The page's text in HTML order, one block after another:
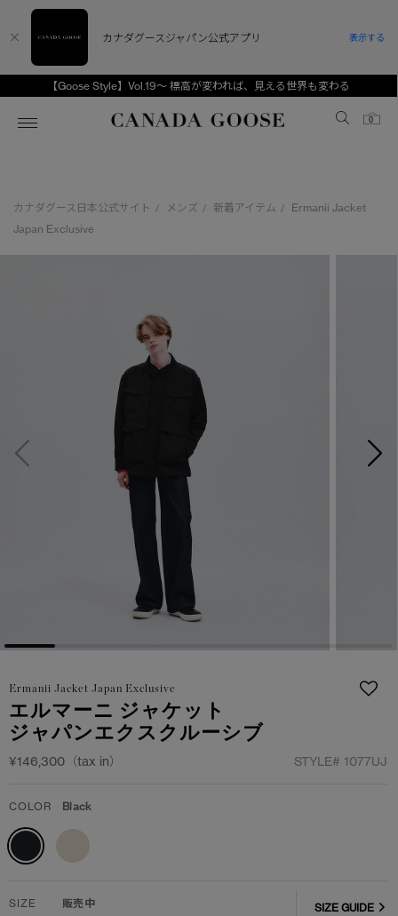
【Goose Style】Vol.19～ 標高が変われば、見える世界も変わる
Canada Goose
0
スプリングコレクション
FW26コレクション
サマー 26 コレクション
サマー 26 コレクションLOOK
日本限定モデル
スノーグース
メイドインジャパンTシャツ
アウターウェア
アパレル
アクセサリー
フットウェア
コレクション
FW26コレクション
サマー 26 コレクション
サマー 26 コレクションLOOK
日本限定モデル
スノーグース
メイドインジャパンTシャツ
アウターウェア
アパレル
アクセサリー
フットウェア
コレクション
ユース（6＋歳)
コレクション
CANADA GOOSE Generationsは、アウター
ウェアの下取り・再販を通じて、長く愛される製
品の価値を受け継いでいきます。
アーカイブの希少なピースもご覧いただけます。
カナダグース日本公式サイト / メンズ / 新着アイテム /
Ermanii Jacket
Japan Exclusive
Ermanii Jacket Japan Exclusive
エルマーニ ジャケット
ジャパンエクスクルーシブ
¥146,300（tax in） STYLE# 1077UJ
COLOR Black
SIZE 販売中 SIZE GUIDE
カナダグースジャパン公式アプリ 表示する